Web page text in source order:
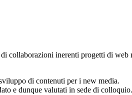
collaborazioni inerenti progetti di web
di contenuti per i new media.
e dunque valutati in sede di colloquio.